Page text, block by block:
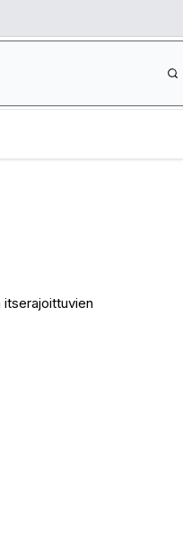
suunnittelu